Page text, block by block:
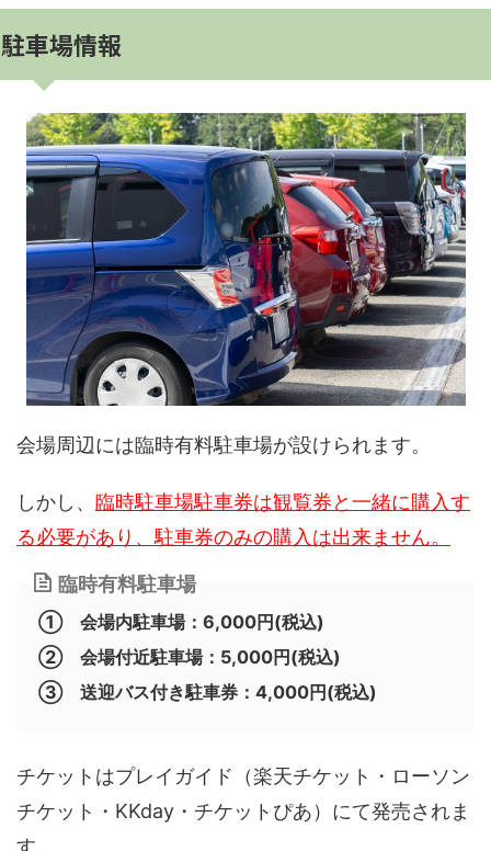
駐車場情報
会場周辺には臨時有料駐車場が設けられます。
しかし、 臨時駐車場駐車券は観覧券と一緒に購入す
る必要があり、駐車券のみの購入は出来ません。
臨時有料駐車場
① 会場内駐車場：6,000円(税込)
② 会場付近駐車場：5,000円(税込)
③ 送迎バス付き駐車券：4,000円(税込)
チケットはプレイガイド（楽天チケット・ローソン
チケット・KKday・チケットぴあ）にて発売されま
す。